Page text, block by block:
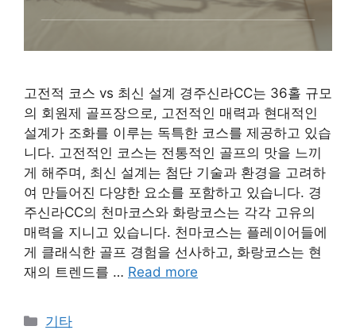
고전적 코스 vs 최신 설계 경주신라CC는 36홀 규모
의 회원제 골프장으로, 고전적인 매력과 현대적인
설계가 조화를 이루는 독특한 코스를 제공하고 있습
니다. 고전적인 코스는 전통적인 골프의 맛을 느끼
게 해주며, 최신 설계는 첨단 기술과 환경을 고려하
여 만들어진 다양한 요소를 포함하고 있습니다. 경
주신라CC의 천마코스와 화랑코스는 각각 고유의
매력을 지니고 있습니다. 천마코스는 플레이어들에
게 클래식한 골프 경험을 선사하고, 화랑코스는 현
재의 트렌드를 … Read more
Categories
기타